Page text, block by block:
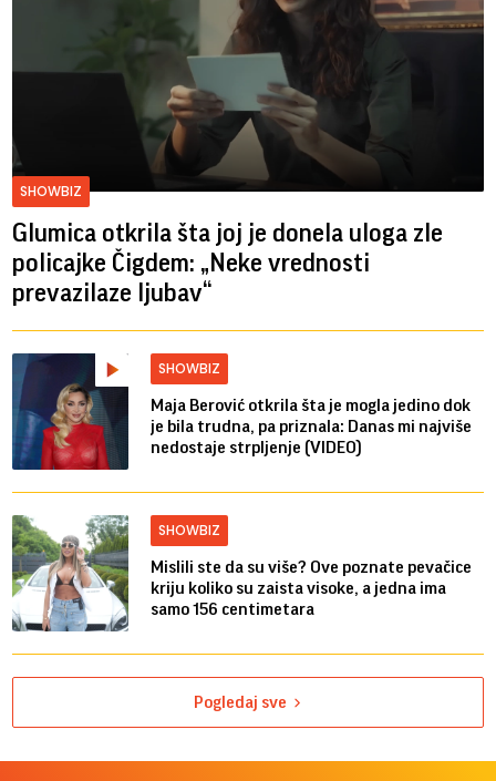
SHOWBIZ
Glumica otkrila šta joj je donela uloga zle
policajke Čigdem: „Neke vrednosti
prevazilaze ljubav“
SHOWBIZ
Maja Berović otkrila šta je mogla jedino dok
je bila trudna, pa priznala: Danas mi najviše
nedostaje strpljenje (VIDEO)
SHOWBIZ
Mislili ste da su više? Ove poznate pevačice
kriju koliko su zaista visoke, a jedna ima
samo 156 centimetara
Pogledaj sve